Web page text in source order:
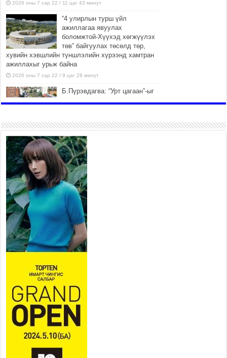
2026 оны 7 сар 22 / 11 цаг 43 минут
“4 улирлын турш үйл
ажиллагаа явуулах
боломжтой-Хүүхэд хөгжүүлэх
төв” байгуулах төсөлд төр,
хувийн хэвшлийн түншлэлийн хүрээнд хамтран
ажиллахыг урьж байна
2026 оны 7 сар 22 / 9 цаг 28 минут
Б.Пүрэвдагва: “Урт цагаан”-ыг
2026 оны 7 сар 21 / 16 цаг 47 минут
Тусгай замын автобус /BRT/
төслийн удирдах хорооны
ээлжит хуралдаан боллоо
2026 оны 7 сар 21 / 16 цаг 43 минут
Ерөнхий сайд Н.Учрал БНХАУ-
аас Монгол Улсад суугаа
Элчин сайд Шэнь
Миньжюанийг хүлээн авч
уулзав
2026 оны 7 сар 21 / 16 цаг 39 минут
БҮГД НАЙРАМДАХ ТАЖИКИСТАН УЛСТАЙ
ЭДИЙН ЗАСГИЙН ХАМТЫН АЖИЛЛАГААГ
ӨРГӨЖҮҮЛНЭ
2026 оны 7 сар 21 / 16 цаг 34 минут
26,992 суралцагч хотхоны бага сургуульд, 8100
суралцагч төрөлжсөн ахлах сургуульд
суралцана
2026 оны 7 сар 21 / 13 цаг 43 минут
тээврийн зохицуулалт, сургууль, цэцэрлэг, зах,